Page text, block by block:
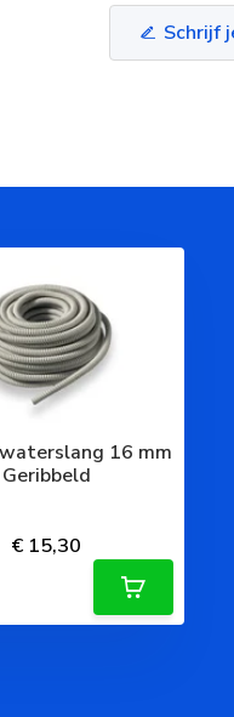
Schrijf
16 mm
Geribbeld
€ 15,30